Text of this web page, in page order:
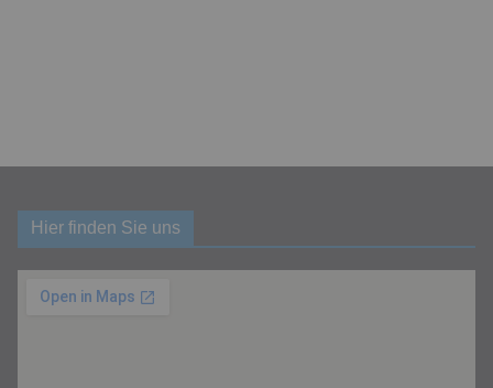
Hier finden Sie uns